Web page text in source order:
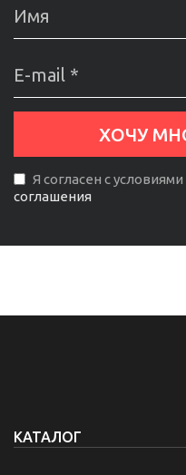
Я согласен с условиями
соглашения
КАТАЛОГ